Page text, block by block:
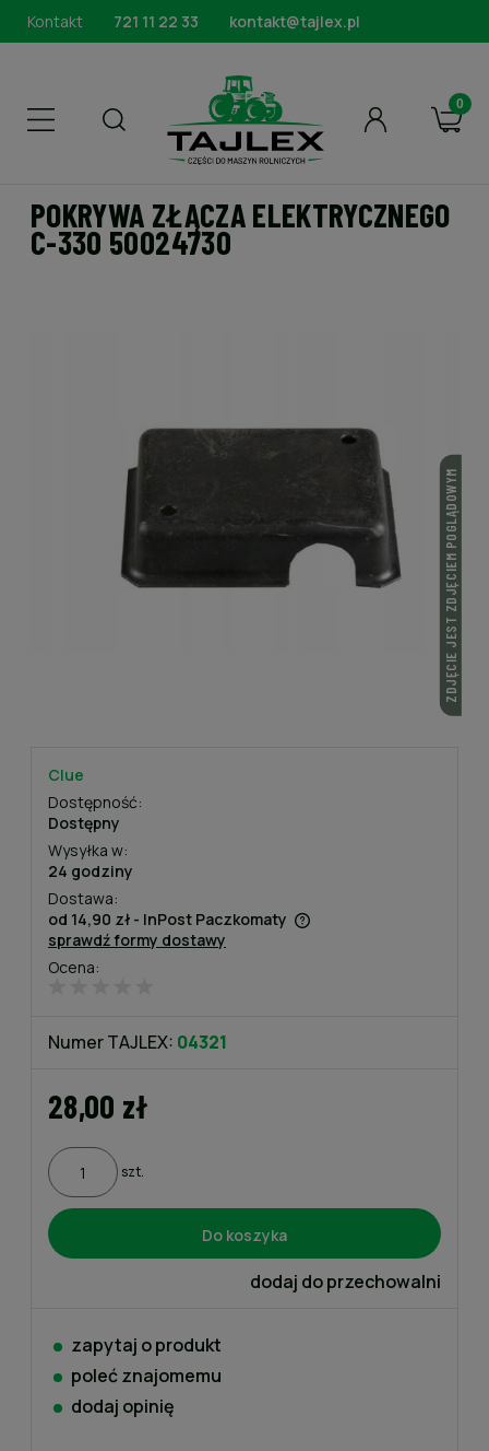
Kontakt 721 11 22 33 kontakt@tajlex.pl
POKRYWA ZŁĄCZA ELEKTRYCZNEGO
C-330 50024730
ZDJĘCIE JEST ZDJĘCIEM POGLĄDOWYM
Ocena:
Clue
Dostępność:
Dostępny
Wysyłka w:
24 godziny
Dostawa:
od 14,90 zł - InPost Paczkomaty
Cena nie zawiera ewentualnych kosztów płatności
sprawdź formy dostawy
Numer TAJLEX: 04321
28,00 zł
szt.
Do koszyka
dodaj do przechowalni
zapytaj o produkt
poleć znajomemu
dodaj opinię